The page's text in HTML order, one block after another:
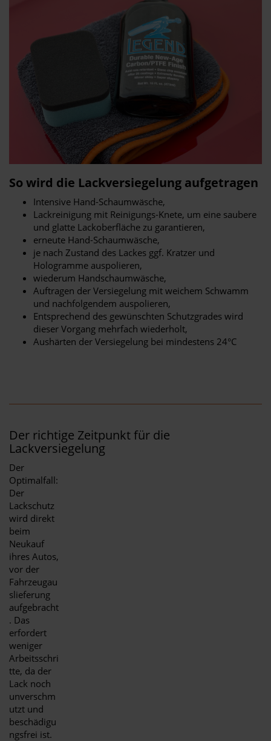
So wird die Lackversiegelung aufgetragen
Intensive Hand-Schaumwäsche,
Lackreinigung mit Reinigungs-Knete, um eine saubere
und glatte Lackoberfläche zu garantieren,
erneute Hand-Schaumwäsche,
je nach Zustand des Lackes ggf. Kratzer und
Hologramme auspolieren,
wiederum Handschaumwäsche,
Auftragen der Versiegelung mit weichem Schwamm
und nachfolgendem auspolieren,
Entsprechend des gewünschten Schutzgrades wird
dieser Vorgang mehrfach wiederholt,
Aushärten der Versiegelung bei mindestens 24°C
Der richtige Zeitpunkt für die
Lackversiegelung
Der
Optimalfall:
Der
Lackschutz
wird direkt
beim
Neukauf
ihres Autos,
vor der
Fahrzeugau
slieferung
aufgebracht
. Das
erfordert
weniger
Arbeitsschri
tte, da der
Lack noch
unverschm
utzt und
beschädigu
ngsfrei ist.